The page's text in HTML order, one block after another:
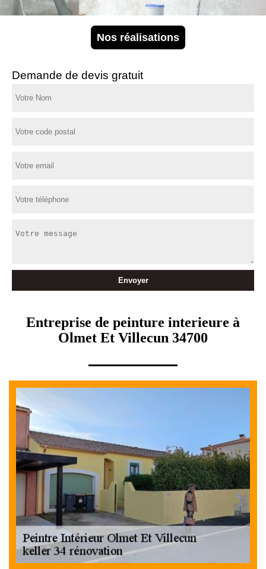
Nos réalisations
Demande de devis gratuit
Entreprise de peinture interieure à
Olmet Et Villecun 34700